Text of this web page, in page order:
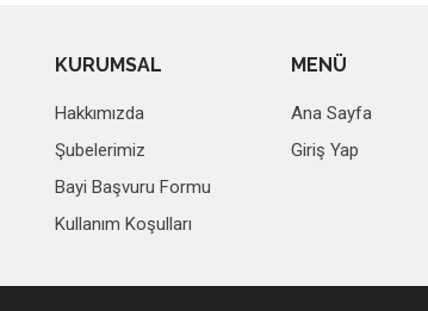
KURUMSAL
Hakkımızda
Şubelerimiz
Bayi Başvuru Formu
Kullanım Koşulları
MENÜ
Ana Sayfa
Giriş Yap